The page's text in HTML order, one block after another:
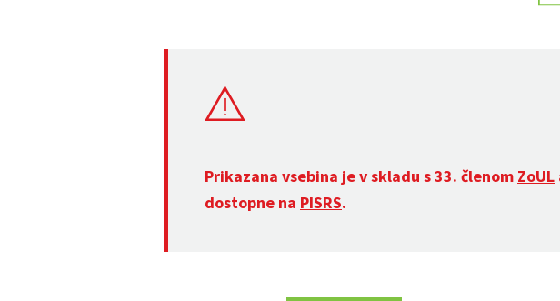
Prikazana vsebina je v skladu s 33. členom ZoUL
dostopne na PISRS.